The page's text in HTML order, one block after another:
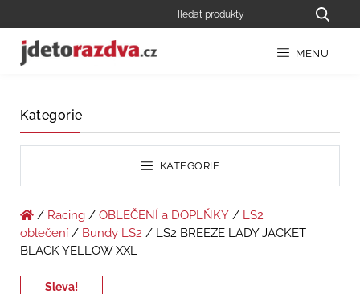
MENU
Kategorie
KATEGORIE
/ Racing / OBLEČENÍ a DOPLŇKY / LS2
oblečení / Bundy LS2 / LS2 BREEZE LADY JACKET
BLACK YELLOW XXL
Sleva!